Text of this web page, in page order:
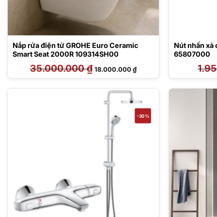
Nắp rửa điện tử GROHE Euro Ceramic
Smart Seat 2000R 109314SH00
35.000.000₫ Giá
gốc
là:
18.000.000₫Giá
hiện
tại
18.000.000 ₫.
Nút nhấn xả
65807000
-30%